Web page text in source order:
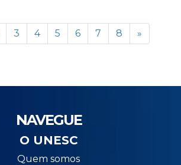
3 4 5 6 7 8 »
NAVEGUE
O UNESC
Quem somos